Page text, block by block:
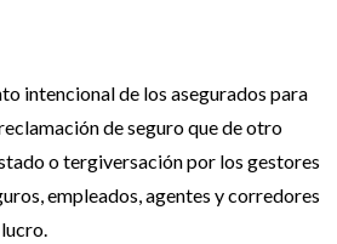
intencional de los asegurados para
de seguro que de otro
o tergiversación por los gestores
empleados, agentes y corredores